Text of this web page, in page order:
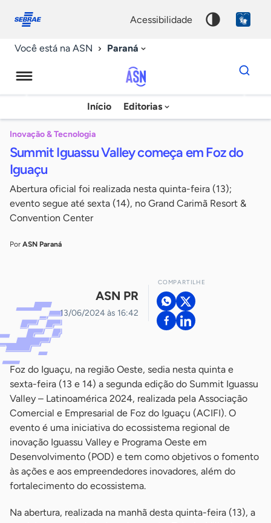
conosco
acessibilidade
Você está na ASN Paraná
Agência
Sebrae
Notícias
Início Editorias
Dados
para
chave
Inovação & Tecnologia
Summit Iguassu Valley começa em Foz do
Iguaçu
Abertura oficial foi realizada nesta quinta-feira (13);
evento segue até sexta (14), no Grand Carimã Resort &
Convention Center
Por ASN Paraná
ASN PR
13/06/2024 às 16:42
COMPARTILHE
Foz do Iguaçu, na região Oeste, sedia nesta quinta e
sexta-feira (13 e 14) a segunda edição do Summit Iguassu
Valley – Latinoamérica 2024, realizada pela Associação
Comercial e Empresarial de Foz do Iguaçu (ACIFI). O
evento é uma iniciativa do ecossistema regional de
inovação Iguassu Valley e Programa Oeste em
Desenvolvimento (POD) e tem como objetivos o fomento
às ações e aos empreendedores inovadores, além do
fortalecimento do ecossistema.
Na abertura, realizada na manhã desta quinta-feira (13), a